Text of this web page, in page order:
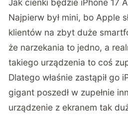
Jak cienki będzie iPhone 17
Najpierw był mini, bo Apple
klientów na zbyt duże
że narzekania to jedno, a
takiego urządzenia to coś
Dlatego właśnie zastąpił go
gigant poszedł w zupełnie
urządzenie z ekranem tak